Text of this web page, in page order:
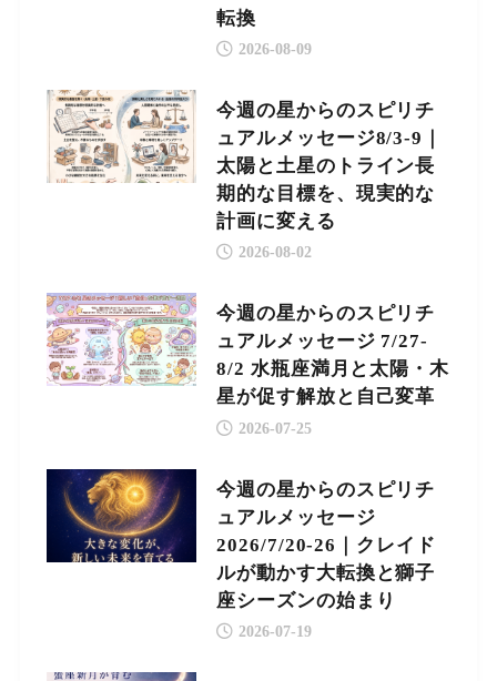
転換
2026-08-09
今週の星からのスピリチ
ュアルメッセージ8/3-9｜
太陽と土星のトライン長
期的な目標を、現実的な
計画に変える
2026-08-02
今週の星からのスピリチ
ュアルメッセージ 7/27-
8/2 水瓶座満月と太陽・木
星が促す解放と自己変革
2026-07-25
今週の星からのスピリチ
ュアルメッセージ
2026/7/20-26｜クレイド
ルが動かす大転換と獅子
座シーズンの始まり
2026-07-19